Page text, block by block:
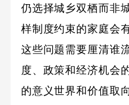
仍选择城乡双栖而非
样制度约束的家庭会
这些问题需要厘清谁
度、政策和经济机会
的意义世界和价值取